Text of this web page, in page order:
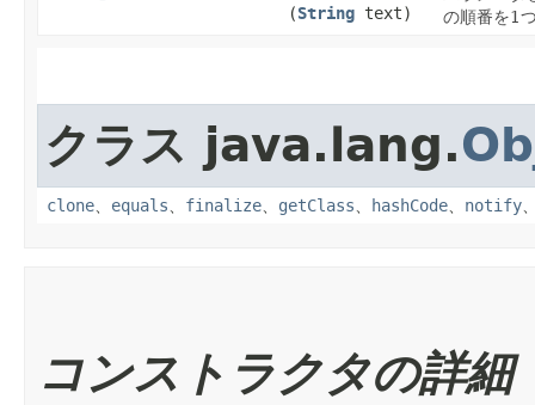
(String text)
の順番を1
クラス java.lang.
clone、 equals、 finalize、 getClass、 hashCode、 notify
コンストラクタの詳細